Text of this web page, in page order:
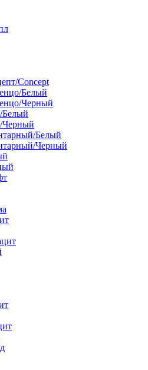
Concept
Белый
Черный
Белый
Черный
Белый
Черный